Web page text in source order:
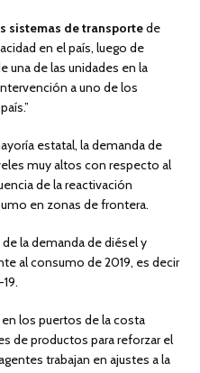
sistemas de transportede
en el país, luego de
de las unidades en la
a uno de los
estatal, la demanda de
muy altos con respecto al
de la reactivación
en zonas de frontera.
la demanda de diésel y
al consumo de 2019, es decir
los puertos de la costa
de productos para reforzar el
trabajan en ajustes a la